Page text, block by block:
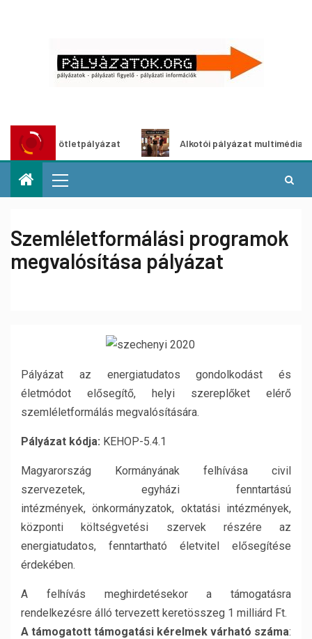
ötletpályázat Alkotói pályázat multimédia-
Szemléletformálási programok
megvalósítása pályázat
Pályázat az energiatudatos gondolkodást és
életmódot elősegítő, helyi szereplőket elérő
szemléletformálás megvalósítására.
Pályázat kódja: KEHOP-5.4.1
Magyarország Kormányának felhívása civil
szervezetek, egyházi fenntartású
intézmények, önkormányzatok, oktatási intézmények,
központi költségvetési szervek részére az
energiatudatos, fenntartható életvitel elősegítése
érdekében.
A felhívás meghirdetésekor a támogatásra
rendelkezésre álló tervezett keretösszeg 1 milliárd Ft.
A támogatott támogatási kérelmek várható száma: